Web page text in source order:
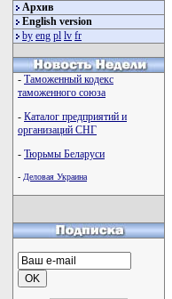
Архив
English version
by eng pl lv fr
- Таможенный кодекс
таможенного союза
- Каталог предприятий и
организаций СНГ
- Тюрьмы Беларуси
- Деловая Украина